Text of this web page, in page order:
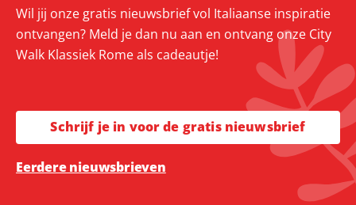
Wil jij onze gratis nieuwsbrief vol Italiaanse inspiratie
ontvangen? Meld je dan nu aan en ontvang onze City
Walk Klassiek Rome als cadeautje!
Schrijf je in voor de gratis nieuwsbrief
Eerdere nieuwsbrieven